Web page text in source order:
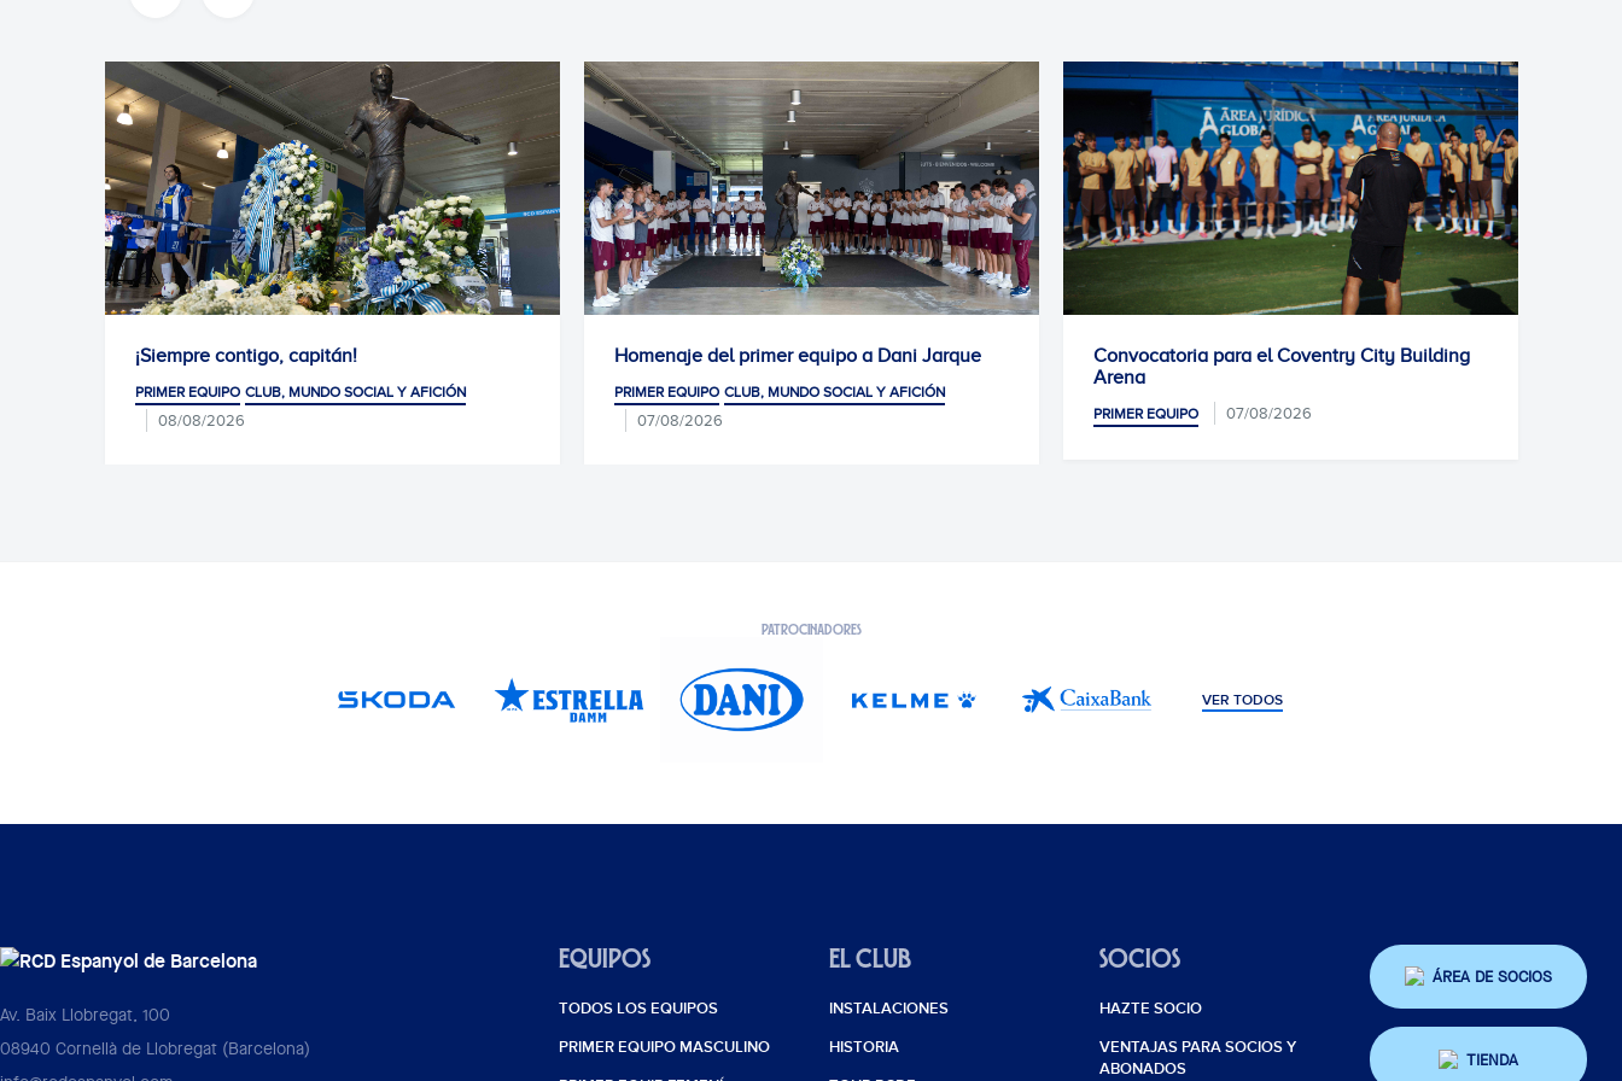
¡Siempre contigo, capitán!
CLUB, MUNDO SOCIAL Y AFICIÓN
Homenaje del primer equipo a Dani Jarque
CLUB, MUNDO SOCIAL Y AFICIÓN
Convocatoria para el Coventry City Building
07/08/2026
Entrenamiento
PATROCINADORES
VER TODOS
Av. Baix Llobregat, 100
08940 Cornellà de Llobregat (Barcelona)
EQUIPOS
TODOS LOS EQUIPOS
PRIMER EQUIPO MASCULINO
EL CLUB
INSTALACIONES
HISTORIA
SOCIOS
HAZTE SOCIO
VENTAJAS PARA SOCIOS Y
ABONADOS
ÁREA DE SOCIOS
TIENDA